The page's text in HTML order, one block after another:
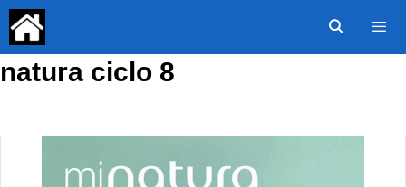
Saltar
contenido
natura ciclo 8